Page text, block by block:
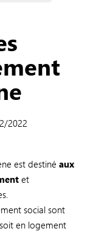
2022
est destiné aux
et
social sont
en logement